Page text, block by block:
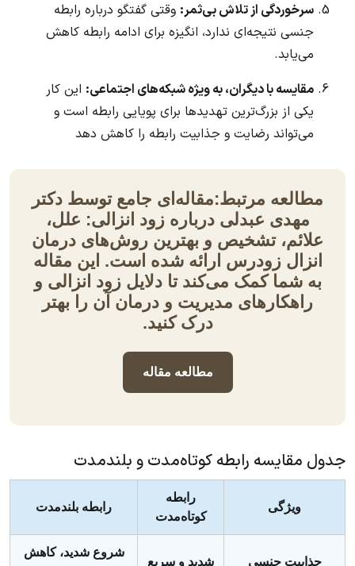
سرخوردگی از تلاش بی‌ثمر: وقتی گفتگو درباره رابطه
جنسی نتیجه‌ای ندارد، انگیزه برای ادامه رابطه کاهش
می‌یابد.
مقایسه با دیگران، به ویژه شبکه‌های اجتماعی: این کار
یکی از بزرگ‌ترین تهدیدها برای پویایی رابطه است و
می‌تواند رضایت و جذابیت رابطه را کاهش دهد
مطالعه مرتبط:مقاله‌ای جامع توسط دکتر
مهدی عبدلی درباره زود انزالی: علل،
علائم، تشخیص و بهترین روش‌های درمان
انزال زودرس ارائه شده است. این مقاله
به شما کمک می‌کند تا دلایل زود انزالی و
راهکارهای مدیریت و درمان آن را بهتر
درک کنید.
مطالعه مقاله
جدول مقایسه رابطه کوتاه‌مدت و بلندمدت
ویژگی
رابطه
کوتاه‌مدت
رابطه بلندمدت
جذابیت جنسی شدید و سریع
شروع شدید، کاهش